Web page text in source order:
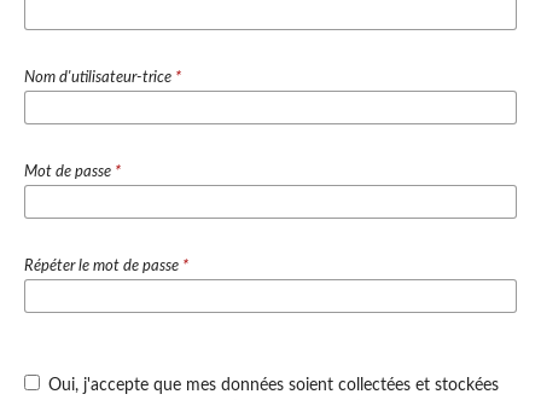
Nom d'utilisateur-trice *
Mot de passe *
Répéter le mot de passe *
Oui, j'accepte que mes données soient collectées et stockées